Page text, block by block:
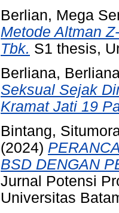
Berlian, Mega
Metode Altman
Tbk. S1 thesis,
Berliana,
Seksual Sejak
Kramat Jati 19
Bintang,
(2024)
BSD DENGAN
Jurnal Potensi
Universitas